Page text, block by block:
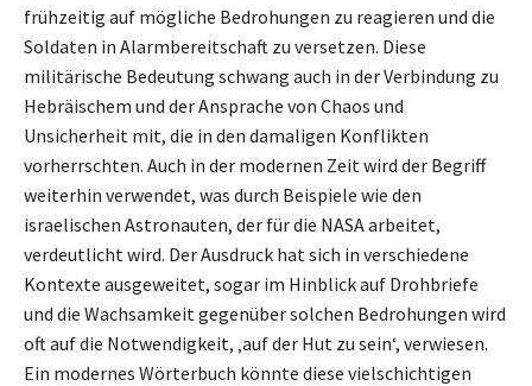
frühzeitig auf mögliche Bedrohungen zu reagieren und die
Soldaten in Alarmbereitschaft zu versetzen. Diese
militärische Bedeutung schwang auch in der Verbindung zu
Hebräischem und der Ansprache von Chaos und
Unsicherheit mit, die in den damaligen Konflikten
vorherrschten. Auch in der modernen Zeit wird der Begriff
weiterhin verwendet, was durch Beispiele wie den
israelischen Astronauten, der für die NASA arbeitet,
verdeutlicht wird. Der Ausdruck hat sich in verschiedene
Kontexte ausgeweitet, sogar im Hinblick auf Drohbriefe
und die Wachsamkeit gegenüber solchen Bedrohungen wird
oft auf die Notwendigkeit, ‚auf der Hut zu sein‘, verwiesen.
Ein modernes Wörterbuch könnte diese vielschichtigen